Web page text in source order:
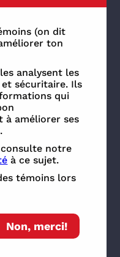
de
(on dit
ton
analysent les
sécuritaire. Ils
qui
à améliorer ses
notre
à ce sujet.
témoins lors
Non, merci!